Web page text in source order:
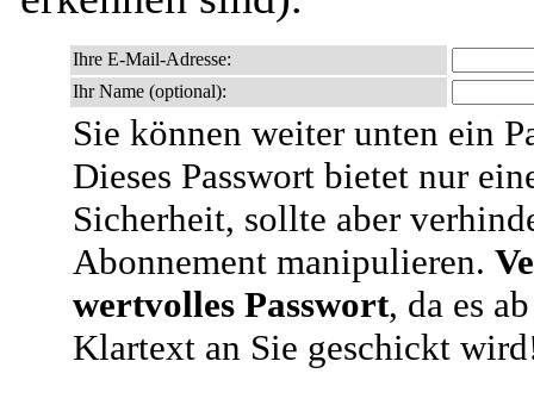
Ihre E-Mail-Adresse:
Ihr Name (optional):
Sie können weiter unten ein
Dieses Passwort bietet nur
Sicherheit, sollte aber
Abonnement manipulieren.
wertvolles Passwort, da es
Klartext an Sie geschickt